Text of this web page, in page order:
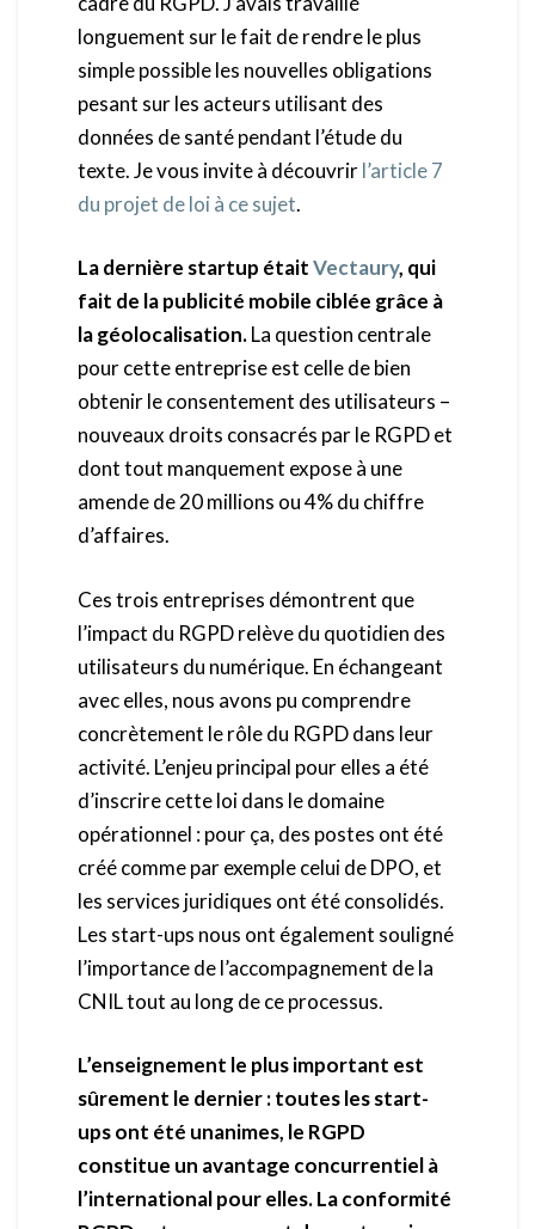
longuement sur le fait de rendre le plus
simple possible les nouvelles obligations
pesant sur les acteurs utilisant des
données de santé pendant l’étude du
texte. Je vous invite à découvrirl’article 7
du projet de loi à ce sujet.
La dernière startup étaitVectaury, qui
fait de la publicité mobile ciblée grâce à
la géolocalisation.La question centrale
pour cette entreprise est celle de bien
obtenir le consentement des utilisateurs –
nouveaux droits consacrés par le RGPD et
dont tout manquement expose à une
amende de 20 millions ou 4% du chiffre
d’affaires.
Ces trois entreprises démontrent que
l’impact du RGPD relève du quotidien des
utilisateurs du numérique. En échangeant
avec elles, nous avons pu comprendre
concrètement le rôle du RGPD dans leur
activité. L’enjeu principal pour elles a été
d’inscrire cette loi dans le domaine
opérationnel : pour ça, des postes ont été
créé comme par exemple celui de DPO, et
les services juridiques ont été consolidés.
Les start-ups nous ont également souligné
l’importance de l’accompagnement de la
CNIL tout au long de ce processus.
L’enseignement le plus important est
sûrement le dernier : toutes les start-
ups ont été unanimes, le RGPD
constitue un avantage concurrentiel à
l’international pour elles. La conformité